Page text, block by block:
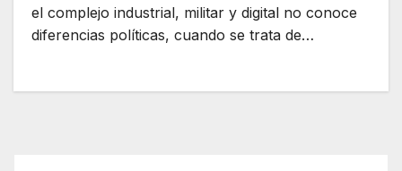
el complejo industrial, militar y digital no conoce
diferencias políticas, cuando se trata de…